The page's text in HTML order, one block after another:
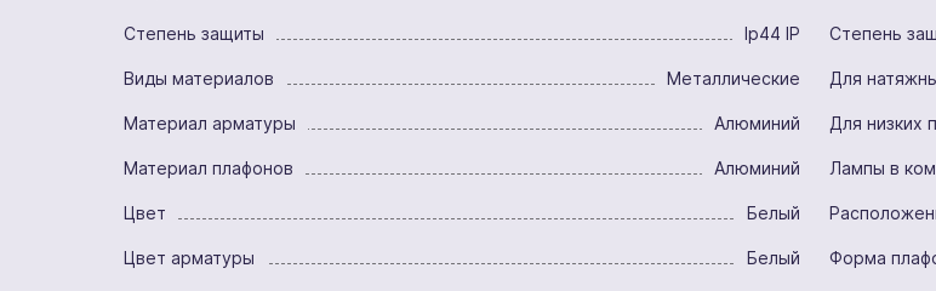
Степень защиты Ip44 IP
Виды материалов Металлические
Материал арматуры Алюминий
Материал плафонов Алюминий
Цвет Белый
Цвет арматуры Белый
Степень
Для
Для низких
Лампы в
Форма